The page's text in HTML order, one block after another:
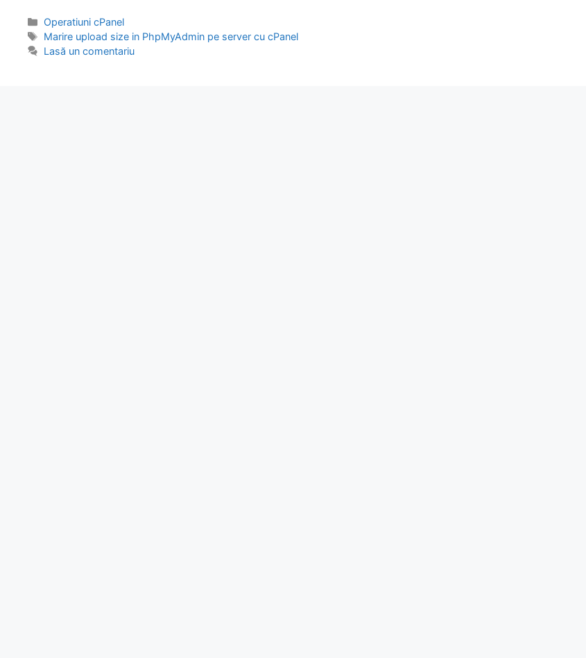
Categorii
Operatiuni cPanel
Etichete
Marire upload size in PhpMyAdmin pe server cu cPanel
Lasă un comentariu